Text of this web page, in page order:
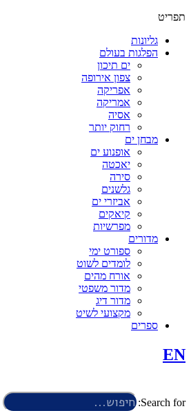
תפריט
גליונות
הפלגות בעולם
ים תיכון
צפון אירופה
אפריקה
אמריקה
אסיה
רחוק יותר
מבחן ים
אופנוע ים
יאכטה
סירה
גלשנים
אביזרי ים
קיאקים
מפרשיות
מדורים
ספורט ימי
לומדים לשוט
אורח מהים
מדור משפטי
מדור דיג
מקצועי לשיט
ספרים
EN
Search for: